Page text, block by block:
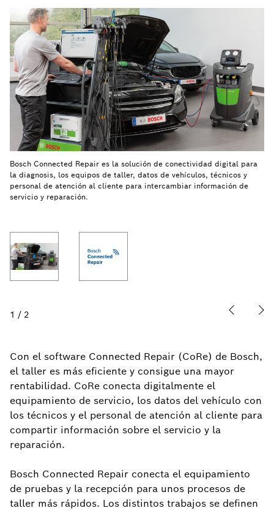
Bosch Connected Repair es la solución de conectividad digital para
la diagnosis, los equipos de taller, datos de vehículos, técnicos y
personal de atención al cliente para intercambiar información de
servicio y reparación.
1 / 2
Con el software Connected Repair (CoRe) de Bosch,
el taller es más eficiente y consigue una mayor
rentabilidad. CoRe conecta digitalmente el
equipamiento de servicio, los datos del vehículo con
los técnicos y el personal de atención al cliente para
compartir información sobre el servicio y la
reparación.
Bosch Connected Repair conecta el equipamiento
de pruebas y la recepción para unos procesos de
taller más rápidos. Los distintos trabajos se definen